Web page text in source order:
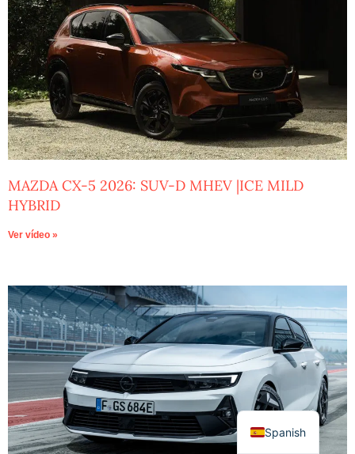
MAZDA CX-5 2026: SUV-D MHEV |ICE MILD
HYBRID
Ver vídeo »
Spanish